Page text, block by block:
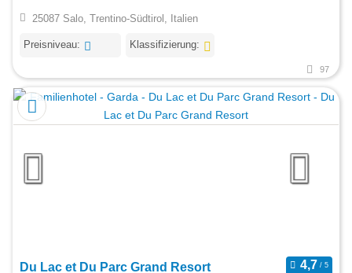
25087 Salo, Trentino-Südtirol, Italien
Preisniveau: Klassifizierung:
97
Du Lac et Du Parc Grand Resort